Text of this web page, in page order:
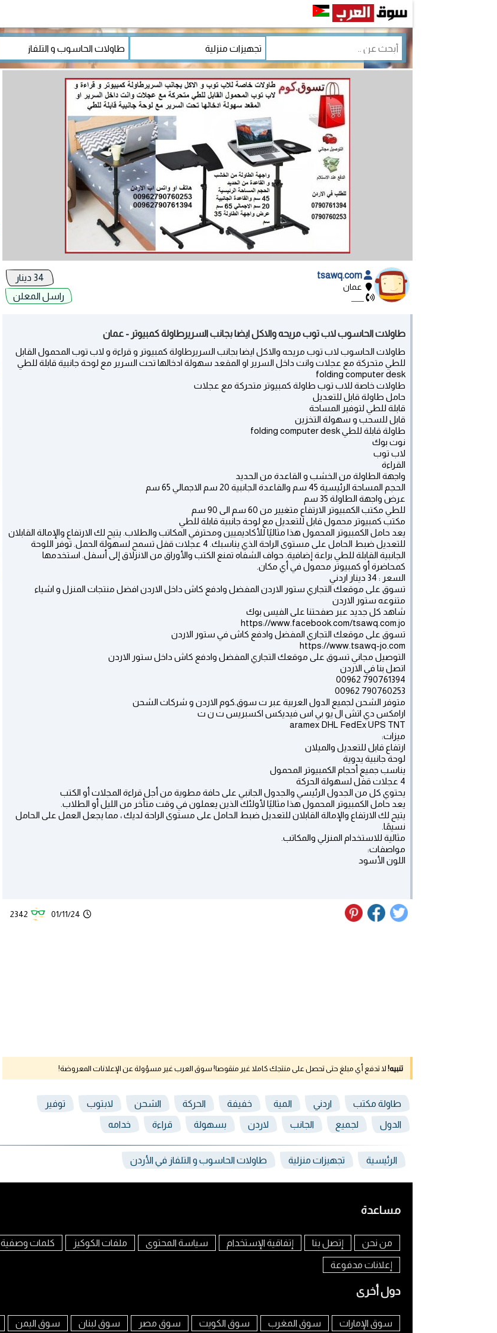
عمان
راسل المعلن
طاولات الحاسوب لاب توب مريحه والاكل ايضا بجانب السريرطاولة كمبيوتر - عمان
طاولات الحاسوب لاب توب مريحه والاكل ايضا بجانب السريرطاولة كمبيوتر و قراءة و لاب توب المحمول القابل
للطي متحركة مع عجلات وانت داخل السرير او المقعد سهولة ادخالها تحت السرير مع لوحة جانبية قابلة للطي
folding computer desk
طاولات خاصة للاب توب طاولة كمبيوتر متحركة مع عجلات
حامل طاولة قابل للتعديل
قابلة للطي لتوفير المساحة
قابل للسحب و سهولة التخزين
طاولة قابلة للطي folding computer desk
نوت بوك
لاب توب
القراءة
واجهة الطاولة من الخشب و القاعدة من الحديد
الحجم المساحة الرئيسية 45 سم والقاعدة الجانبية 20 سم الاجمالي 65 سم
عرض واجهة الطاولة 35 سم
للطي مكتب الكمبيوتر الارتفاع متغيير من 60 سم الى 90 سم
مكتب كمبيوتر محمول قابل للتعديل مع لوحة جانبية قابلة للطي
يعد حامل الكمبيوتر المحمول هذا مثاليًا للأكاديميين ومحترفي المكاتب والطلاب. يتيح لك الارتفاع والإمالة القابلان
للتعديل ضبط الحامل على مستوى الراحة الذي يناسبك. 4 عجلات قفل تسمح لسهولة الحمل. توفر اللوحة
الجانبية القابلة للطي براعة إضافية. حواف الشفاه تمنع الكتب والأوراق من الانزلاق إلى أسفل. استخدمها
كمحاضرة أو كمبيوتر محمول في أي مكان.
السعر : 34 دينار اردني
تسوق على موقعك التجاري ستور الاردن المفضل وادفع كاش داخل الاردن افضل منتجات المنزل و اشياء
متنوعه ستور الاردن
شاهد كل جديد عبر صفحتنا على الفيس بوك
https://www.facebook.com/tsawq.com.jo
تسوق على موقعك التجاري المفضل وادفع كاش في ستور الاردن
https://www.tsawq-jo.com
التوصيل مجاني تسوق على موقعك التجاري المفضل وادفع كاش داخل ستور الاردن
اتصل بنا في الاردن
790761394 00962
790760253 00962
متوفر الشحن لجميع الدول العربية عبر ت سوق.كوم الاردن و شركات الشحن
ارامكس دي اتش ال يو بي اس فيديكس اكسبريس ت ن ت
aramex DHL FedEx UPS TNT
ميزات:
ارتفاع قابل للتعديل والميلان
لوحة جانبية يدوية
يناسب جميع أحجام الكمبيوتر المحمول
4 عجلات قفل لسهولة الحركة
يحتوي كل من الجدول الرئيسي والجدول الجانبي على حافة مطوية من أجل قراءة المجلات أو الكتب
يعد حامل الكمبيوتر المحمول هذا مثاليًا لأولئك الذين يعملون في وقت متأخر من الليل أو الطلاب.
يتيح لك الارتفاع والإمالة القابلان للتعديل ضبط الحامل على مستوى الراحة لديك ، مما يجعل العمل على الحامل
نسيمًا.
مثالية للاستخدام المنزلي والمكاتب.
مواصفات:
اللون الأسود
01/11/24
2342
تنبيه! لا تدفع أي مبلغ حتى تحصل على منتجك كاملا غير منقوصا! سوق العرب غير مسؤولة عن الإعلانات المعروضة!
طاولة مكتب اردني المية خفيفة الحركة الشحن لابتوب توفير
الدول لجميع الجانب لاردن بسهولة قراءة خدامه
الرئيسية تجهيزات منزلية طاولات الحاسوب و التلفاز في الأردن
مساعدة
من نحن إتصل بنا إتفاقية الإستخدام سياسة المحتوى ملفات الكوكيز كلمات وصفية
إعلانات مدفوعة
دول أخرى
سوق الإمارات سوق المغرب سوق الكويت سوق مصر سوق لبنان سوق اليمن